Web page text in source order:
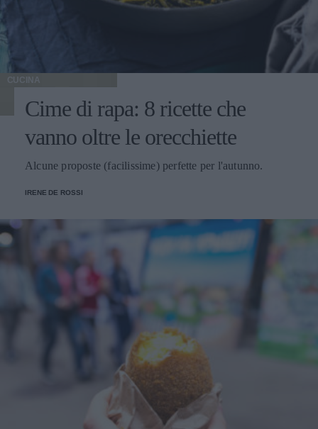
CUCINA
Cime di rapa: 8 ricette che
vanno oltre le orecchiette
Alcune proposte (facilissime) perfette per l'autunno.
IRENE DE ROSSI